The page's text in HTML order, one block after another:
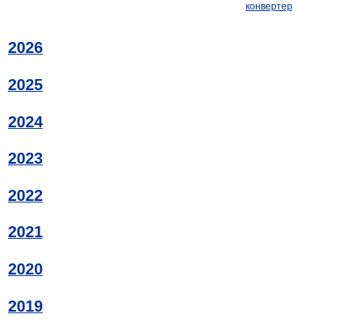
конвертер
2026
2025
2024
2023
2022
2021
2020
2019